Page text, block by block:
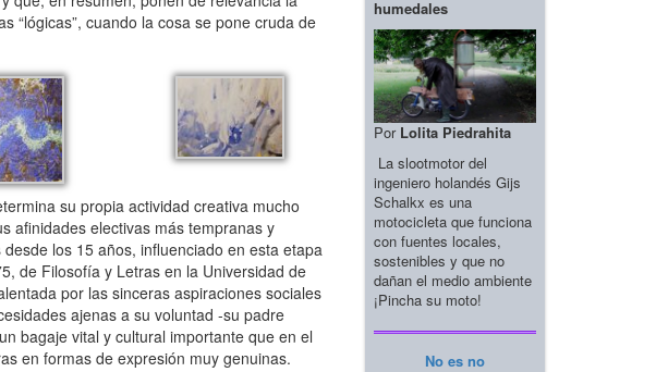
“lógicas”, cuando la cosa se pone cruda de
su propia actividad creativa mucho
afinidades electivas más tempranas y
los 15 años, influenciado en esta etapa
de Filosofía y Letras en la Universidad de
por las sinceras aspiraciones sociales
ajenas a su voluntad -su padre
bagaje vital y cultural importante que en el
en formas de expresión muy genuinas.
humedales
Por Lolita Piedrahita
La slootmotor del
ingeniero holandés Gijs
Schalkx es una
motocicleta que funciona
con fuentes locales,
sostenibles y que no
dañan el medio ambiente
¡Pincha su moto!
No es no